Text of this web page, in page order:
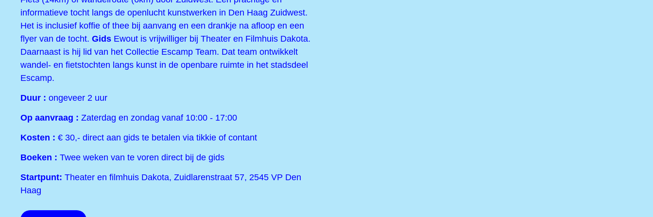
informatieve tocht langs de openlucht kunstwerken in Den Haag Zuidwest.
Het is inclusief koffie of thee bij aanvang en een drankje na afloop en een
flyer van de tocht. Gids Ewout is vrijwilliger bij Theater en Filmhuis Dakota.
Daarnaast is hij lid van het Collectie Escamp Team. Dat team ontwikkelt
wandel- en fietstochten langs kunst in de openbare ruimte in het stadsdeel
Escamp.
Duur : ongeveer 2 uur
Op aanvraag : Zaterdag en zondag vanaf 10:00 - 17:00
Kosten : € 30,- direct aan gids te betalen via tikkie of contant
Boeken : Twee weken van te voren direct bij de gids
Startpunt: Theater en filmhuis Dakota, Zuidlarenstraat 57, 2545 VP Den
Haag